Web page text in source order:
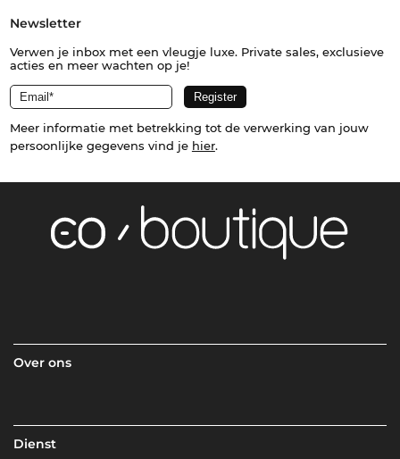
Newsletter
Verwen je inbox met een vleugje luxe. Private sales, exclusieve
acties en meer wachten op je!
Meer informatie met betrekking tot de verwerking van jouw
persoonlijke gegevens vind je hier.
Over ons
Dienst